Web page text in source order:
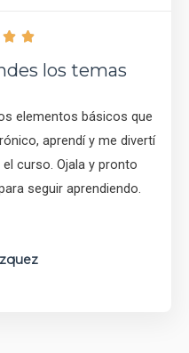
 5
los temas
elementos básicos que
aprendí y me divertí
curso. Ojala y pronto
seguir aprendiendo.